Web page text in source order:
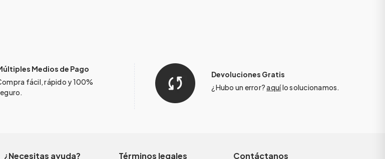
Medios de Pago
fácil, rápido y 100%
Devoluciones Gratis
¿Hubo un error?aquílo solucionamos.
¿Necesitas ayuda? Términos legales Contáctanos